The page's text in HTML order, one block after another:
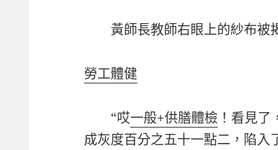
黃師長教師右眼上的紗布被
勞工體健
“哎一般+供膳體檢 ！看見
成灰度百分之五十一點二，陷入